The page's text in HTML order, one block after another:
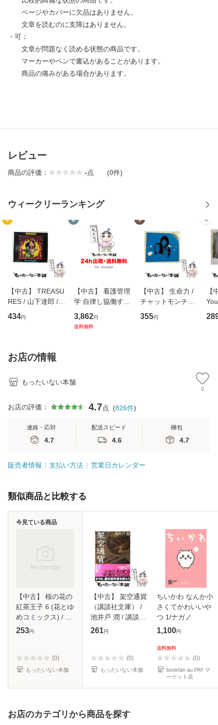
ページやカバーに欠品はありません。
文章を読むのに支障はありません。
・可：
文章が問題なく読める状態の商品です。
マーカーやペンで書込があることがあります。
商品の痛みがある場合があります。
レビュー
商品の評価： -点 (0件)
ウィークリーランキング
1
【中古】 TREASU
RES / 山下達郎 /
イーストウエス
ト・ジャパン [CD]
434円
2
【中古】 看護管理
学 自律し協働する
専門職の看護マネ
ジメントスキル 改
3,862円
送料無料
3
【中古】 生命力 /
チャットモンチー /
キューンレコード
[CD]【メール便送
355円
4
【
のが
お店の情報
もったいない本舗
0
お店の評価： 4.7点 (826件)
連絡・応対
4.7
配送スピード
4.6
梱包
4.7
販売者情報 支払い方法 営業日カレンダー
類似商品と比較する
【中古】 桜の花の
紅茶王子 6 (花とゆ
めコミックス) / 山
田南平 / 白泉社 [コ
253円
(0)
もったいない本舗
今見ている商品
【中古】 架空通貨
（講談社文庫） /
池井戸 潤 / 講談社
[文庫]【メール便送
261円
(0)
もったいない本舗
ちいかわ なんか小
さくてかわいいや
つ 1/ナガノ
1,100円
送料無料
(0)
bookfan au PAY マ
ーケット店
お店のカテゴリから商品を探す